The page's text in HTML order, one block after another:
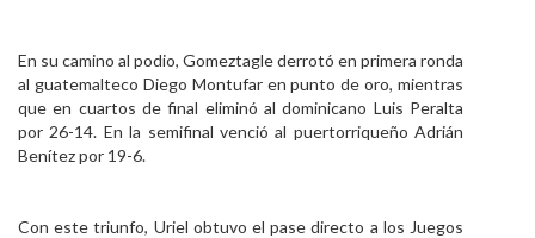
En su camino al podio, Gomeztagle derrotó en primera ronda
al guatemalteco Diego Montufar en punto de oro, mientras
que en cuartos de final eliminó al dominicano Luis Peralta
por 26-14. En la semifinal venció al puertorriqueño Adrián
Benítez por 19-6.
Con este triunfo, Uriel obtuvo el pase directo a los Juegos